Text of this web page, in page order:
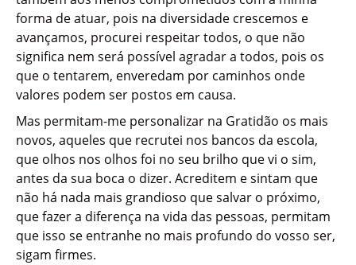
forma de atuar, pois na diversidade crescemos e
avançamos, procurei respeitar todos, o que não
significa nem será possível agradar a todos, pois os
que o tentarem, enveredam por caminhos onde
valores podem ser postos em causa.
Mas permitam-me personalizar na Gratidão os mais
novos, aqueles que recrutei nos bancos da escola,
que olhos nos olhos foi no seu brilho que vi o sim,
antes da sua boca o dizer. Acreditem e sintam que
não há nada mais grandioso que salvar o próximo,
que fazer a diferença na vida das pessoas, permitam
que isso se entranhe no mais profundo do vosso ser,
sigam firmes.